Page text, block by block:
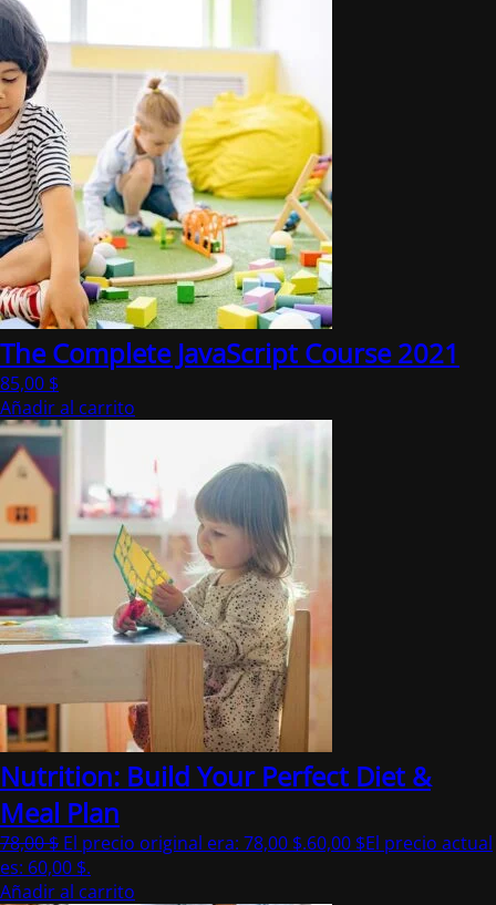
The Complete JavaScript Course 2021
85,00 $
Añadir al carrito
Nutrition: Build Your Perfect Diet &
Meal Plan
78,00$ El precio original era: 78,00 $.60,00 $El precio actual
es: 60,00 $.
Añadir al carrito